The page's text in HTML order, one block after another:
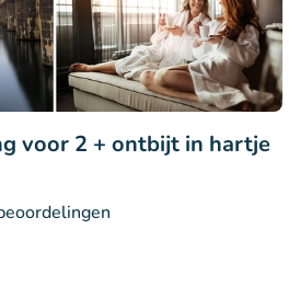
voor 2 + ontbijt in hartje